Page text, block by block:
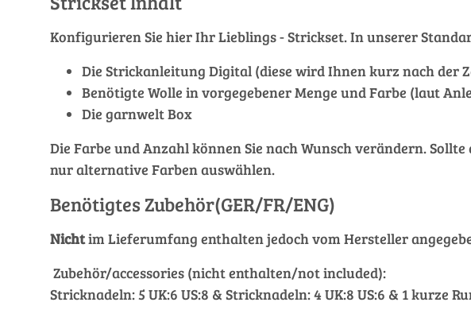
Konfigurieren Sie hier Ihr Lieblings - Strickset. In unserer
Die Strickanleitung Digital (diese wird Ihnen kurz nach der
Benötigte Wolle in vorgegebener Menge und Farbe (laut
Die garnwelt Box
Die Farbe und Anzahl können Sie nach Wunsch verändern.
nur alternative Farben auswählen.
Benötigtes Zubehör(GER/FR/ENG)
Nichtim Lieferumfang enthalten jedoch vom Hersteller
Zubehör/accessories (nicht enthalten/not included):
Stricknadeln: 5 UK:6 US:8 & Stricknadeln: 4 UK:8 US:6 & 1 kurze